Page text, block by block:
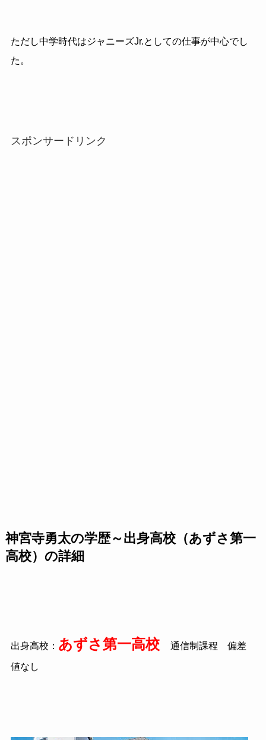
ただし中学時代はジャニーズJr.としての仕事が中心でし
た。
スポンサードリンク
神宮寺勇太の学歴～出身高校（あずさ第一
高校）の詳細
出身高校： あずさ第一高校 通信制課程 偏差
値なし